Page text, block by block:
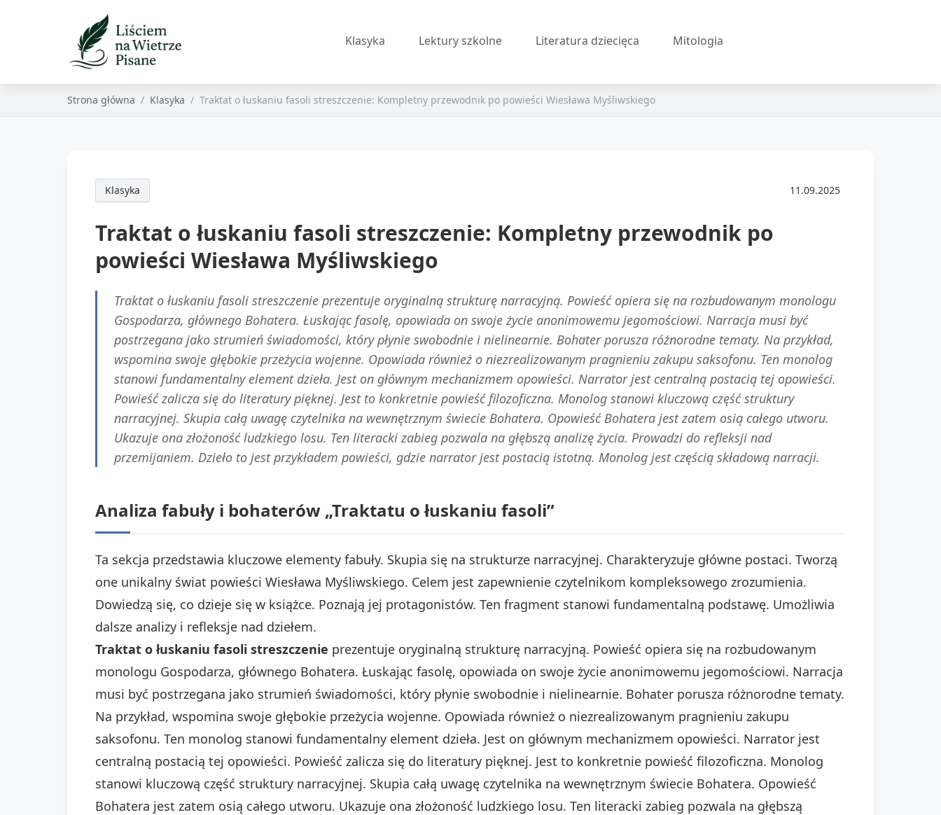
Klasyka Lektury szkolne Literatura dziecięca Mitologia
Strona główna Klasyka Traktat o łuskaniu fasoli streszczenie: Kompletny przewodnik po powieści Wiesława Myśliwskiego
Klasyka 11.09.2025
Traktat o łuskaniu fasoli streszczenie: Kompletny przewodnik po
powieści Wiesława Myśliwskiego
Traktat o łuskaniu fasoli streszczenie prezentuje oryginalną strukturę narracyjną. Powieść opiera się na rozbudowanym monologu
Gospodarza, głównego Bohatera. Łuskając fasolę, opowiada on swoje życie anonimowemu jegomościowi. Narracja musi być
postrzegana jako strumień świadomości, który płynie swobodnie i nielinearnie. Bohater porusza różnorodne tematy. Na przykład,
wspomina swoje głębokie przeżycia wojenne. Opowiada również o niezrealizowanym pragnieniu zakupu saksofonu. Ten monolog
stanowi fundamentalny element dzieła. Jest on głównym mechanizmem opowieści. Narrator jest centralną postacią tej opowieści.
Powieść zalicza się do literatury pięknej. Jest to konkretnie powieść filozoficzna. Monolog stanowi kluczową część struktury
narracyjnej. Skupia całą uwagę czytelnika na wewnętrznym świecie Bohatera. Opowieść Bohatera jest zatem osią całego utworu.
Ukazuje ona złożoność ludzkiego losu. Ten literacki zabieg pozwala na głębszą analizę życia. Prowadzi do refleksji nad
przemijaniem. Dzieło to jest przykładem powieści, gdzie narrator jest postacią istotną. Monolog jest częścią składową narracji.
Analiza fabuły i bohaterów „Traktatu o łuskaniu fasoli”
Ta sekcja przedstawia kluczowe elementy fabuły. Skupia się na strukturze narracyjnej. Charakteryzuje główne postaci. Tworzą
one unikalny świat powieści Wiesława Myśliwskiego. Celem jest zapewnienie czytelnikom kompleksowego zrozumienia.
Dowiedzą się, co dzieje się w książce. Poznają jej protagonistów. Ten fragment stanowi fundamentalną podstawę. Umożliwia
dalsze analizy i refleksje nad dziełem.
Traktat o łuskaniu fasoli streszczenie prezentuje oryginalną strukturę narracyjną. Powieść opiera się na rozbudowanym
monologu Gospodarza, głównego Bohatera. Łuskając fasolę, opowiada on swoje życie anonimowemu jegomościowi. Narracja
musi być postrzegana jako strumień świadomości, który płynie swobodnie i nielinearnie. Bohater porusza różnorodne tematy.
Na przykład, wspomina swoje głębokie przeżycia wojenne. Opowiada również o niezrealizowanym pragnieniu zakupu
saksofonu. Ten monolog stanowi fundamentalny element dzieła. Jest on głównym mechanizmem opowieści. Narrator jest
centralną postacią tej opowieści. Powieść zalicza się do literatury pięknej. Jest to konkretnie powieść filozoficzna. Monolog
stanowi kluczową część struktury narracyjnej. Skupia całą uwagę czytelnika na wewnętrznym świecie Bohatera. Opowieść
Bohatera jest zatem osią całego utworu. Ukazuje ona złożoność ludzkiego losu. Ten literacki zabieg pozwala na głębszą